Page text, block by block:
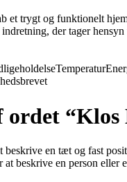
et trygt og funktionelt
der tager
Temperatur
ordet “Klos
en tæt og fast
beskrive en person eller